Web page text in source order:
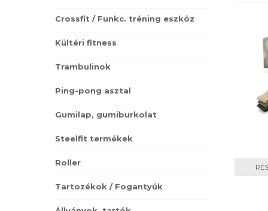
Crossfit / Funkc. tréning eszköz
Kültéri fitness
Trambulinok
Ping-pong asztal
Gumilap, gumiburkolat
Steelfit termékek
Roller
Tartozékok / Fogantyúk